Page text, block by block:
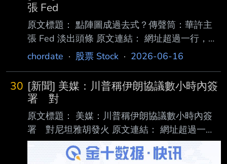
張 Fed
原文標題： 點陣圖成過去式？傳聲筒：華許主
張 Fed 淡出頭條 原文連結： 網址超過一行，請
用縮網址，連結不能點擊者板規 1-2-2 處分。
貼超過3天新聞 2026/06/15 14:06 記者署名：
郭妍希 發佈 原文內容： 美國聯準會(Fed)新任主
席華許(Kevin Warsh、見圖)本週三(6月17日)將
迎來上任後的首 次利率決策會議。由於伊朗戰
爭引發能源價格飆升、通膨居高不下，Fed目前
的政策討論 已全面轉向「升息而非
chordate · 股票 Stock · 2026-06-16
30 [新聞] 美媒：川普稱伊朗協議數小時內簽
署 對
原文標題： 美媒：川普稱伊朗協議數小時內簽
署 對尼坦雅胡發火 原文連結： 網址超過一
行，請用縮網址，連結不能點擊者板規 1-2-2